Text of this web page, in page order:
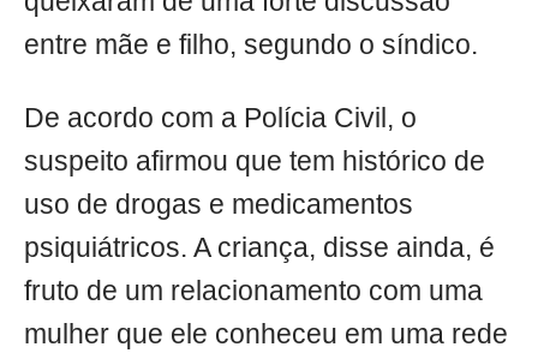
entre mãe e filho, segundo o síndico.
De acordo com a Polícia Civil, o
suspeito afirmou que tem histórico de
uso de drogas e medicamentos
psiquiátricos. A criança, disse ainda, é
fruto de um relacionamento com uma
mulher que ele conheceu em uma rede